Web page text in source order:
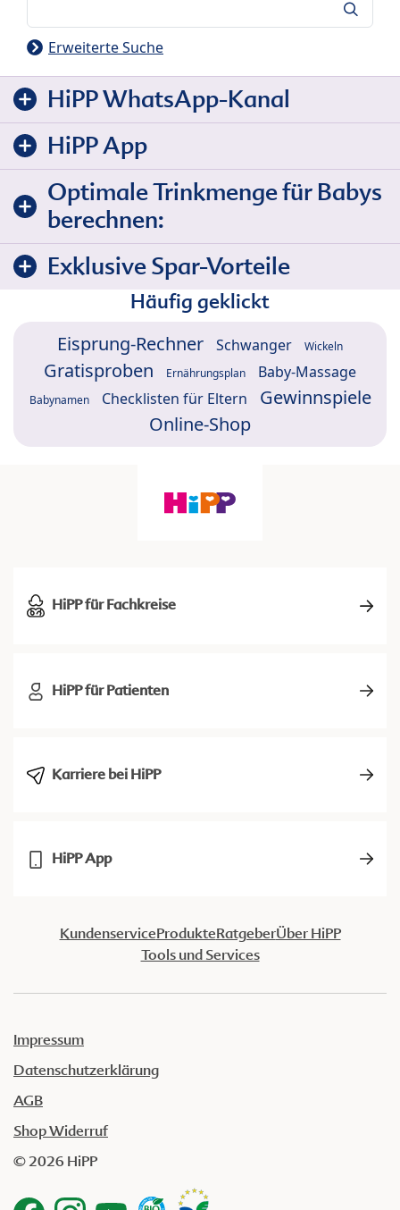
Erweiterte Suche
HiPP WhatsApp-Kanal
HiPP App
Optimale Trinkmenge für Babys
berechnen:
Exklusive Spar-Vorteile
Häufig geklickt
Eisprung-Rechner Schwanger Wickeln
Gratisproben Ernährungsplan Baby-Massage
Babynamen Checklisten für Eltern
Gewinnspiele
Online-Shop
HiPP für Fachkreise
HiPP für Patienten
Karriere bei HiPP
HiPP App
KundenserviceProdukteRatgeberÜber HiPP
Tools und Services
Impressum
Datenschutzerklärung
AGB
Shop Widerruf
© 2026 HiPP